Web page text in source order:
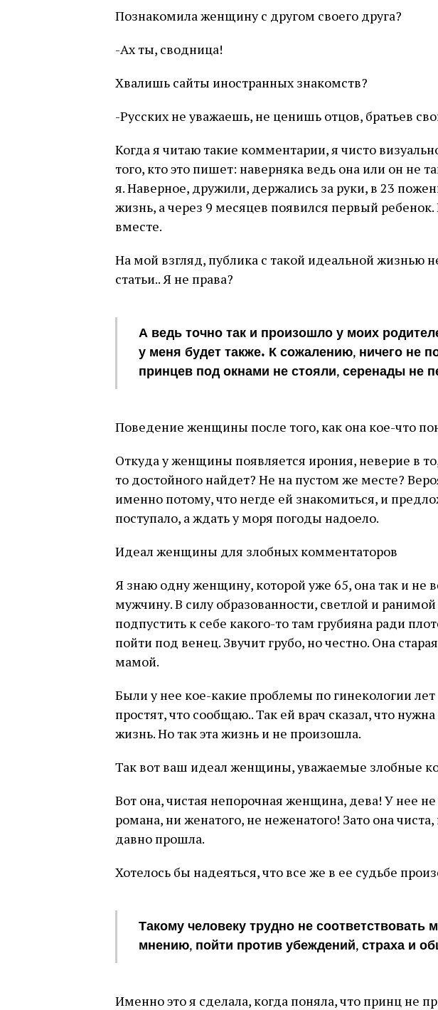
Познакомила женщину с другом своего друга?
-Ах ты, сводница!
Хвалишь сайты иностранных знакомств?
-Русских не уважаешь, не ценишь отцов, братьев
Когда я читаю такие комментарии, я чисто
того, кто это пишет: наверняка ведь она или он не
я. Наверное, дружили, держались за руки, в 23
жизнь, а через 9 месяцев появился первый ребенок.
вместе.
На мой взгляд, публика с такой идеальной жизнью
статьи.. Я не права?
А ведь точно так и произошло у моих
у меня будет также. К сожалению, ничего не
принцев под окнами не стояли, серенады не
Поведение женщины после того, как она кое-что
Откуда у женщины появляется ирония, неверие в
то достойного найдет? Не на пустом же месте?
именно потому, что негде ей знакомиться, и
поступало, а ждать у моря погоды надоело.
Идеал женщины для злобных комментаторов
Я знаю одну женщину, которой уже 65, она так и не
мужчину. В силу образованности, светлой и
подпустить к себе какого-то там грубияна ради
пойти под венец. Звучит грубо, но честно. Она
мамой.
Были у нее кое-какие проблемы по гинекологии лет
простят, что сообщаю.. Так ей врач сказал, что
жизнь. Но так эта жизнь и не произошла.
Так вот ваш идеал женщины, уважаемые злобные
Вот она, чистая непорочная женщина, дева! У нее
романа, ни женатого, не неженатого! Зато она
давно прошла.
Хотелось бы надеяться, что все же в ее судьбе
Такому человеку трудно не
мнению, пойти против убеждений, страха и
Именно это я сделала, когда поняла, что принц не